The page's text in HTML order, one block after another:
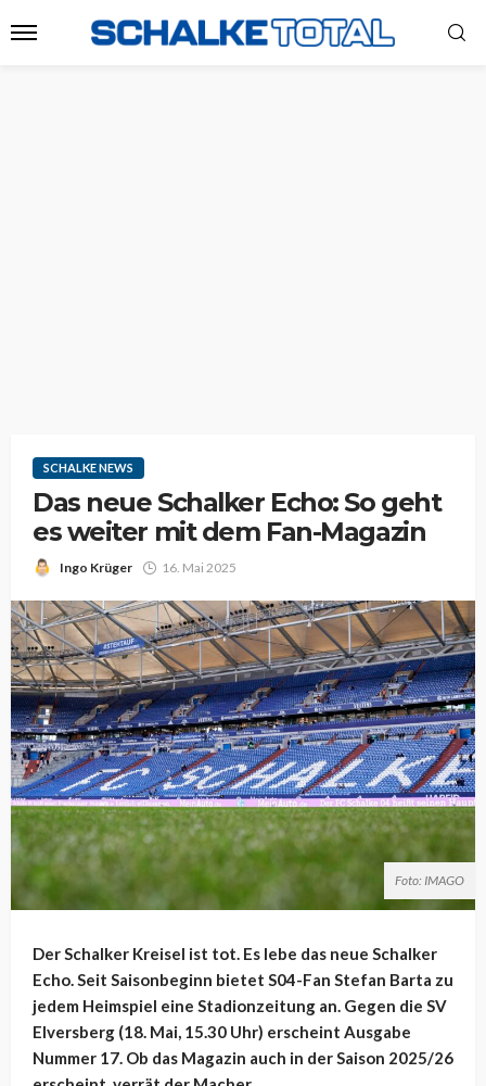
SCHALKE NEWS
Das neue Schalker Echo: So geht
es weiter mit dem Fan-Magazin
Ingo Krüger 16. Mai 2025
Foto: IMAGO
Der Schalker Kreisel ist tot. Es lebe das neue Schalker
Echo. Seit Saisonbeginn bietet S04-Fan Stefan Barta zu
jedem Heimspiel eine Stadionzeitung an. Gegen die SV
Elversberg (18. Mai, 15.30 Uhr) erscheint Ausgabe
Nummer 17. Ob das Magazin auch in der Saison 2025/26